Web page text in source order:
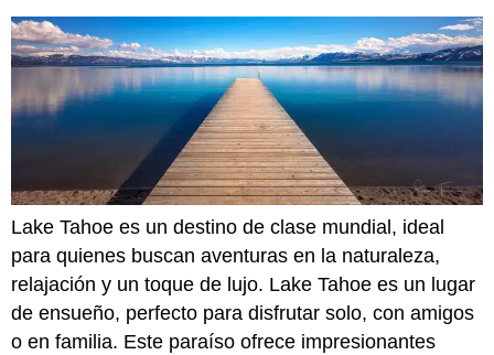
Lake Tahoe es un destino de clase mundial, ideal
para quienes buscan aventuras en la naturaleza,
relajación y un toque de lujo. Lake Tahoe es un lugar
de ensueño, perfecto para disfrutar solo, con amigos
o en familia. Este paraíso ofrece impresionantes